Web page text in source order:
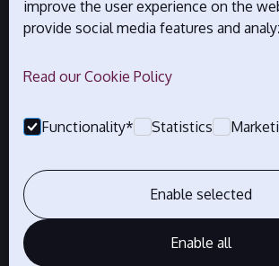
improve the user experience on the
provide social media features and
Read our Cookie Policy
Functionality* Statistics
Enable selected
Enable all